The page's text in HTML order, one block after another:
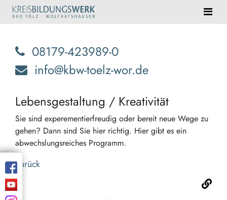
08179-423989-0
info@kbw-toelz-wor.de
Lebensgestaltung / Kreativität
Sie sind experementierfreudig oder bereit neue Wege zu
gehen? Dann sind Sie hier richtig. Hier gibt es ein
abwechslungsreiches Programm.
Zurück